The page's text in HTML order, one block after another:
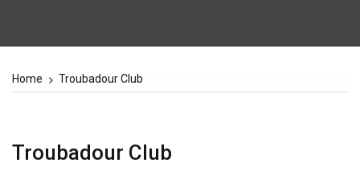
Home Troubadour Club
Troubadour Club